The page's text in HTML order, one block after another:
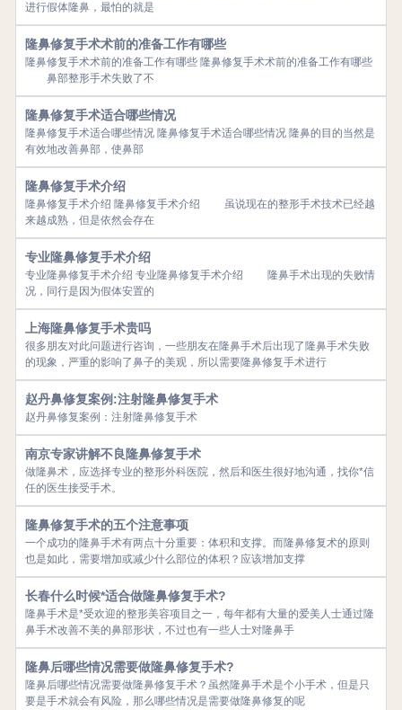
进行假体隆鼻，最怕的就是
隆鼻修复手术术前的准备工作有哪些
隆鼻修复手术术前的准备工作有哪些 隆鼻修复手术术前的准备工作有哪些
鼻部整形手术失败了不
隆鼻修复手术适合哪些情况
隆鼻修复手术适合哪些情况 隆鼻修复手术适合哪些情况 隆鼻的目的当然是
有效地改善鼻部，使鼻部
隆鼻修复手术介绍
隆鼻修复手术介绍 隆鼻修复手术介绍 虽说现在的整形手术技术已经越
来越成熟，但是依然会存在
专业隆鼻修复手术介绍
专业隆鼻修复手术介绍 专业隆鼻修复手术介绍 隆鼻手术出现的失败情
况，同行是因为假体安置的
上海隆鼻修复手术贵吗
很多朋友对此问题进行咨询，一些朋友在隆鼻手术后出现了隆鼻手术失败
的现象，严重的影响了鼻子的美观，所以需要隆鼻修复手术进行
赵丹鼻修复案例:注射隆鼻修复手术
赵丹鼻修复案例：注射隆鼻修复手术
南京专家讲解不良隆鼻修复手术
做隆鼻术，应选择专业的整形外科医院，然后和医生很好地沟通，找你*信
任的医生接受手术。
隆鼻修复手术的五个注意事项
一个成功的隆鼻手术有两点十分重要：体积和支撑。而隆鼻修复术的原则
也是如此，需要增加或减少什么部位的体积？应该增加支撑
长春什么时候*适合做隆鼻修复手术?
隆鼻手术是*受欢迎的整形美容项目之一，每年都有大量的爱美人士通过隆
鼻手术改善不美的鼻部形状，不过也有一些人士对隆鼻手
隆鼻后哪些情况需要做隆鼻修复手术?
隆鼻后哪些情况需要做隆鼻修复手术？虽然隆鼻手术是个小手术，但是只
要是手术就会有风险，那么哪些情况是需要做隆鼻修复的呢